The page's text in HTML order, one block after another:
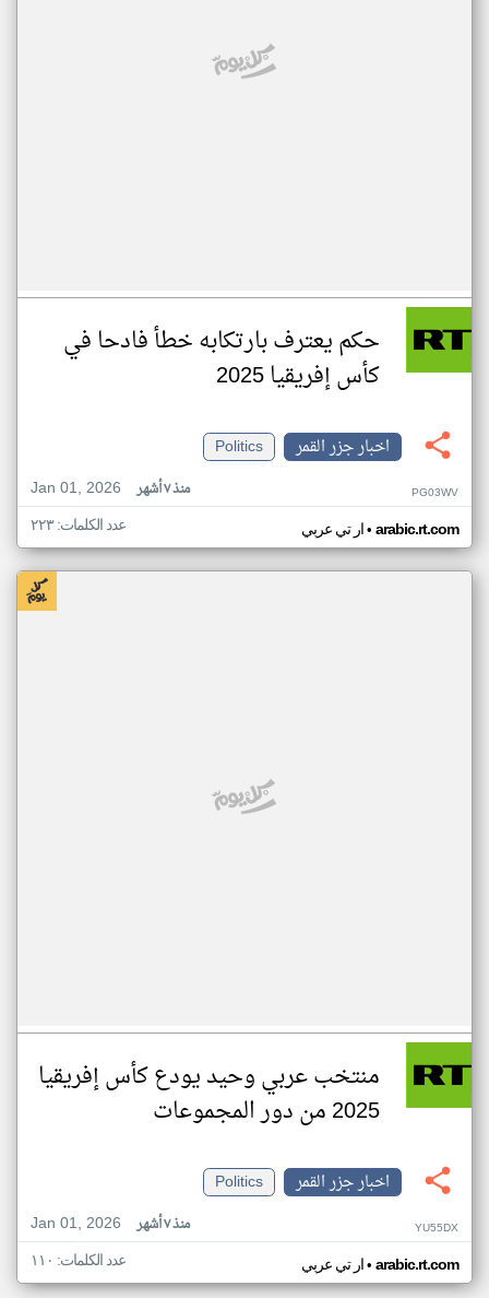
حكم يعترف بارتكابه خطأ فادحا في
كأس إفريقيا 2025
اخبار جزر القمر
Politics
Jan 01, 2026
منذ ٧ أشهر PG03WV
ار تي عربي• arabic.rt.com عدد الكلمات: ٢٢٣
منتخب عربي وحيد يودع كأس إفريقيا
2025 من دور المجموعات
اخبار جزر القمر
Politics
Jan 01, 2026
منذ ٧ أشهر YU55DX
ار تي عربي• arabic.rt.com عدد الكلمات: ١١٠